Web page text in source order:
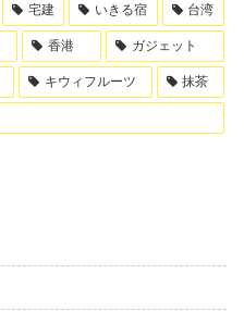
宅建 いきる宿 台湾
香港 ガジェット
キウィフルーツ 抹茶